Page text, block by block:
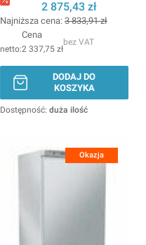
ARKTIC
2 875,43 zł
Najniższa cena: 3 833,91 zł
Cena
2 337,75 zł
bez VAT
DODAJ DO
KOSZYKA
Dostępność: duża ilość
Okazja